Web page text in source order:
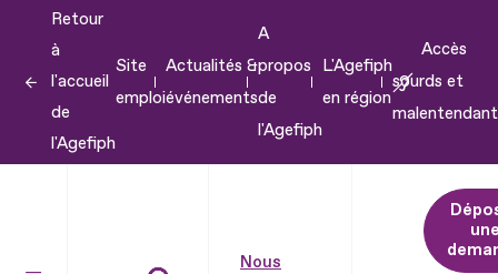
contenu
Retour
à
l'accueil
de
l'Agefiph
Site
emploi
Actualités &
événements
A
propos
de
l'Agefiph
L'Agefiph
en région
Accès
sourds et
Nous